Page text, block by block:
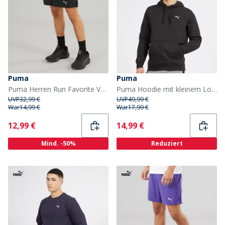
Puma
Puma Herren Run Favorite Velocity 5 Zoll Laufhose Puma Schwarz
UVP32,99 €
War14,99 €
Current
12,99 €
Mind. -50%
Puma
Puma Hoodie mit kleinem Logo Herren Puma Schwarz
UVP49,99 €
War17,99 €
Current
14,99 €
Reduziert